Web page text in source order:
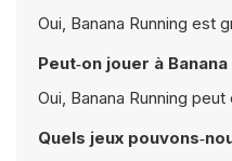
Oui, Banana Running est
Peut‑on jouer à
Oui, Banana Running
Quels jeux